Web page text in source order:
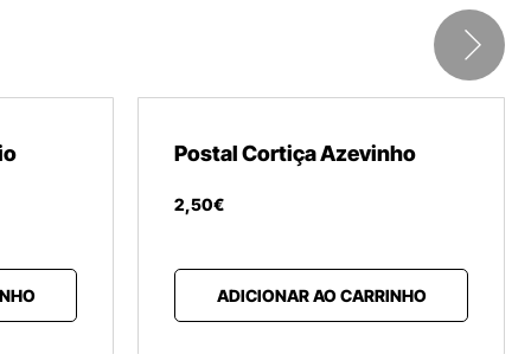
Postal Cortiça Azevinho
2,50€
ADICIONAR AO CARRINHO